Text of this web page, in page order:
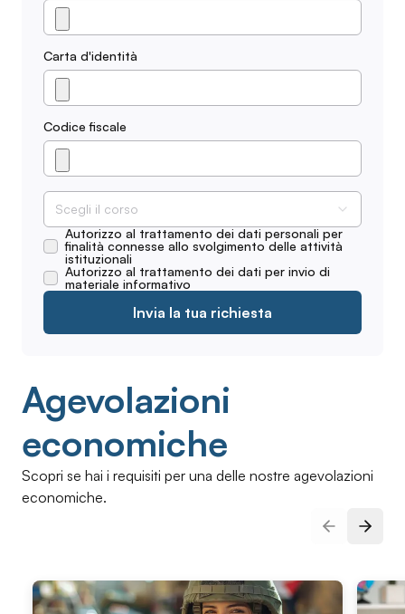
Carta d'identità
Codice fiscale
Scegli il corso
Autorizzo al trattamento dei dati personali per
finalità connesse allo svolgimento delle attività
istituzionali
Autorizzo al trattamento dei dati per invio di
materiale informativo
Invia la tua richiesta
Agevolazioni
economiche
Scopri se hai i requisiti per una delle nostre agevolazioni
economiche.
Slide